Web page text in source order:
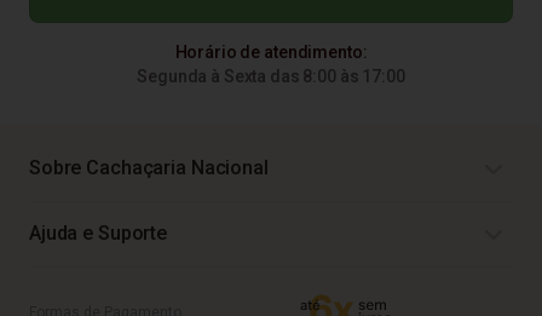
Horário de atendimento:
Segunda à Sexta das 8:00 às 17:00
Sobre Cachaçaria Nacional
Ajuda e Suporte